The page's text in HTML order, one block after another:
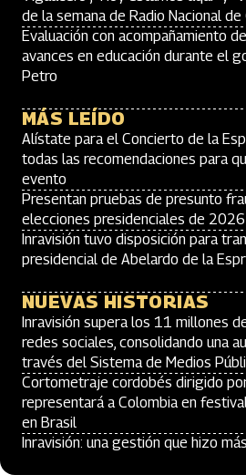
de la semana de Radio Nacional de
Evaluación con acompañamiento
avances en educación durante el
Petro
MÁS LEÍDO
Alístate para el Concierto de la
todas las recomendaciones para
evento
Presentan pruebas de presunto
elecciones presidenciales de 2026
Inravisión tuvo disposición para
presidencial de Abelardo de la
NUEVAS HISTORIAS
Inravisión supera los 11 millones
redes sociales, consolidando una
través del Sistema de Medios
Cortometraje cordobés dirigido
representará a Colombia en
en Brasil
Inravisión: una gestión que hizo